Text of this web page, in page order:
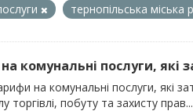
тернопільська міська
комунальні послуги,
на комунальні послуги,
торгівлі, побуту та захисту прав...